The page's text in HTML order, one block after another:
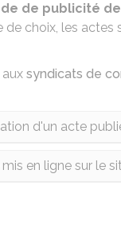
de publicité
choix, les actes
syndicats de
d'un acte
en ligne sur le